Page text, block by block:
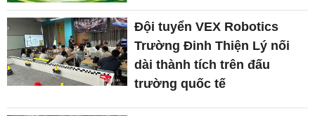
Đội tuyển VEX Robotics
Trường Đinh Thiện Lý nối
dài thành tích trên đấu
trường quốc tế